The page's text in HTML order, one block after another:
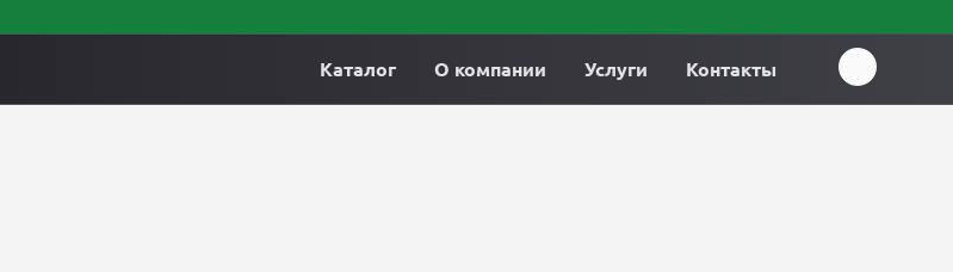
Каталог О компании Услуги Контакты